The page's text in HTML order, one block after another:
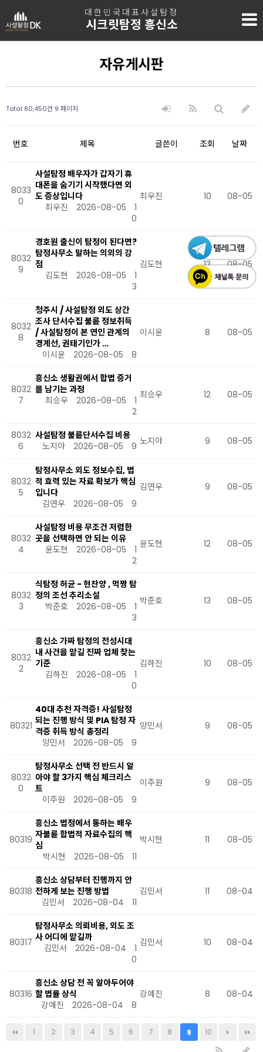
대한민국대표사설탐정
시크릿탐정 흥신소
자유게시판
Total 80,450건 9 페이지
번호 제목 글쓴이 조회 날짜
8033
0
사설탐정 배우자가 갑자기 휴
대폰을 숨기기 시작했다면 외
도 증상입니다
최우진
2026-08-05
1
0
최우진 10 08-05
8032
9
경호원 출신이 탐정이 된다면?
탐정사무소 말하는 의외의 강
점
김도현
2026-08-05
1
3
김도현 13 08-05
8032
8
청주시 / 사설탐정 외도 상간
조사 단서수집 불륜 정보취득
/ 사설탐정이 본 연인 관계의
경계선, 권태기인가 …
이시윤
2026-08-05 8
이시윤 8 08-05
8032
7
흥신소 생활권에서 합법 증거
를 남기는 과정
최승우
2026-08-05
1
2
최승우 12 08-05
8032
6
사설탐정 불륜단서수집 비용
노지아
2026-08-05 9 노지아 9 08-05
8032
5
탐정사무소 외도 정보수집, 법
적 효력 있는 자료 확보가 핵심
입니다
김연우
2026-08-05 9
김연우 9 08-05
8032
4
사설탐정 비용 무조건 저렴한
곳을 선택하면 안 되는 이유
윤도현
2026-08-05
1
2
윤도현 12 08-05
8032
3
식탐정 허균 - 현찬양 , 먹짱 탐
정의 조선 추리소설
박준호
2026-08-05
1
3
박준호 13 08-05
8032
2
흥신소 가짜 탐정의 전성시대
내 사건을 맡길 진짜 업체 찾는
기준
김하진
2026-08-05
1
0
김하진 10 08-05
80321
40대 추천 자격증! 사설탐정
되는 진행 방식 및 PIA 탐정 자
격증 취득 방식 총정리
양민서
2026-08-05 9
양민서 9 08-05
8032
0
탐정사무소 선택 전 반드시 알
아야 할 3가지 핵심 체크리스
트
이주원
2026-08-05 9
이주원 9 08-05
80319
흥신소 법정에서 통하는 배우
자불륜 합법적 자료수집의 핵
심
박시현
2026-08-05 11
박시현 11 08-05
80318
흥신소 상담부터 진행까지 안
전하게 보는 진행 방법
김민서
2026-08-04 11
김민서 11 08-04
80317
탐정사무소 의뢰비용, 외도 조
사 어디에 맡길까
김민서
2026-08-04
1
0
김민서 10 08-04
80316
흥신소 상담 전 꼭 알아두어야
할 법률 상식
강예진
2026-08-04 8
강예진 8 08-04
1 2 3 4 5 6 7 8 9 10